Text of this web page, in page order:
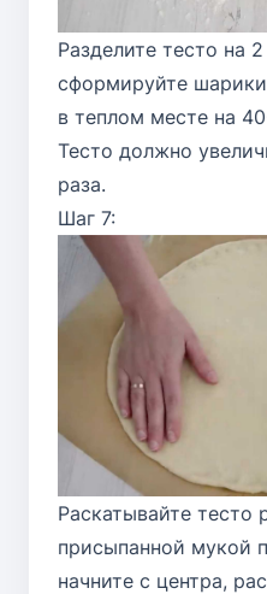
Разделите тесто на
сформируйте
в теплом месте на
Тесто должно
раза.
Шаг 7:
Раскатывайте тесто
присыпанной мукой
начните с центра,